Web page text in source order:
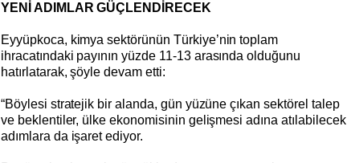
YENİ ADIMLAR GÜÇLENDİRECEK
Eyyüpkoca, kimya sektörünün Türkiye’nin toplam
ihracatındaki payının yüzde 11-13 arasında olduğunu
hatırlatarak, şöyle devam etti:
“Böylesi stratejik bir alanda, gün yüzüne çıkan sektörel talep
ve beklentiler, ülke ekonomisinin gelişmesi adına atılabilecek
adımlara da işaret ediyor.